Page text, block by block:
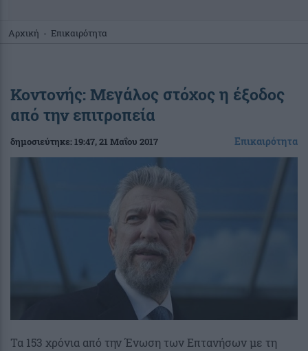
Αρχική - Επικαιρότητα
Κοντονής: Μεγάλος στόχος η έξοδος
από την επιτροπεία
δημοσιεύτηκε:19:47, 21 Μαΐου 2017 Επικαιρότητα
Τα 153 χρόνια από την Ένωση των Επτανήσων με τη